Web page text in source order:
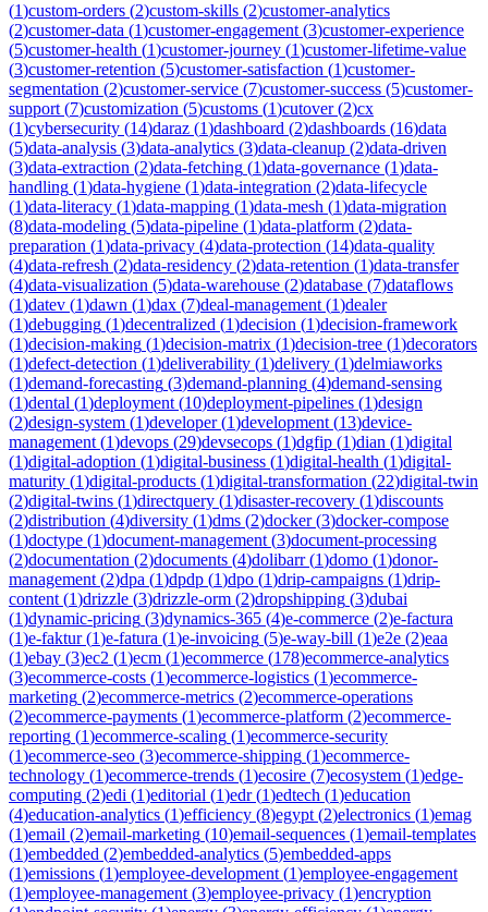
(1)custom-orders (2)custom-skills (2)customer-analytics
(2)customer-data (1)customer-engagement (3)customer-experience
(5)customer-health (1)customer-journey (1)customer-lifetime-value
(3)customer-retention (5)customer-satisfaction (1)customer-
segmentation (2)customer-service (7)customer-success (5)customer-
support (7)customization (5)customs (1)cutover(2)cx
(1)cybersecurity (14)daraz (1)dashboard (2)dashboards (16)data
(5)data-analysis (3)data-analytics (3)data-cleanup (2)data-driven
(3)data-extraction (2)data-fetching (1)data-governance (1)data-
handling (1)data-hygiene (1)data-integration (2)data-lifecycle
(1)data-literacy (1)data-mapping (1)data-mesh (1)data-migration
(8)data-modeling (5)data-pipeline (1)data-platform (2)data-
preparation (1)data-privacy (4)data-protection (14)data-quality
(4)data-refresh (2)data-residency (2)data-retention (1)data-transfer
(4)data-visualization (5)data-warehouse (2)database (7)dataflows
(1)datev (1)dawn (1)dax (7)deal-management (1)dealer
(1)debugging (1)decentralized (1)decision (1)decision-framework
(1)decision-making (1)decision-matrix (1)decision-tree (1)decorators
(1)defect-detection (1)deliverability (1)delivery (1)delmiaworks
(1)demand-forecasting (3)demand-planning (4)demand-sensing
(1)dental (1)deployment (10)deployment-pipelines (1)design
(2)design-system (1)developer(1)development (13)device-
management (1)devops (29)devsecops (1)dgfip (1)dian (1)digital
(1)digital-adoption (1)digital-business (1)digital-health (1)digital-
maturity (1)digital-products (1)digital-transformation (22)digital-twin
(2)digital-twins (1)directquery (1)disaster-recovery (1)discounts
(2)distribution (4)diversity (1)dms (2)docker(3)docker-compose
(1)doctype (1)document-management (3)document-processing
(2)documentation (2)documents (4)dolibarr(1)domo (1)donor-
management (2)dpa (1)dpdp (1)dpo (1)drip-campaigns (1)drip-
content (1)drizzle (3)drizzle-orm (2)dropshipping (3)dubai
(1)dynamic-pricing (3)dynamics-365 (4)e-commerce (2)e-factura
(1)e-faktur(1)e-fatura (1)e-invoicing (5)e-way-bill (1)e2e (2)eaa
(1)ebay (3)ec2 (1)ecm (1)ecommerce (178)ecommerce-analytics
(3)ecommerce-costs (1)ecommerce-logistics (1)ecommerce-
marketing (2)ecommerce-metrics (2)ecommerce-operations
(2)ecommerce-payments (1)ecommerce-platform (2)ecommerce-
reporting (1)ecommerce-scaling (1)ecommerce-security
(1)ecommerce-seo (3)ecommerce-shipping (1)ecommerce-
technology (1)ecommerce-trends (1)ecosire (7)ecosystem (1)edge-
computing (2)edi (1)editorial (1)edr(1)edtech (1)education
(4)education-analytics (1)efficiency (8)egypt (2)electronics (1)emag
(1)email (2)email-marketing (10)email-sequences (1)email-templates
(1)embedded (2)embedded-analytics (5)embedded-apps
(1)emissions (1)employee-development (1)employee-engagement
(1)employee-management (3)employee-privacy (1)encryption